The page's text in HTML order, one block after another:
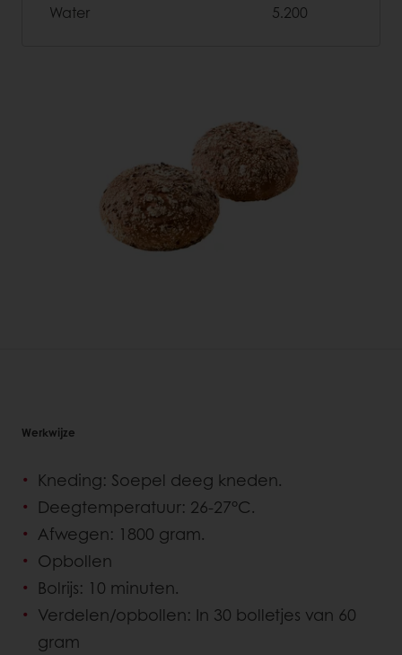
Water
5.200
Werkwijze
Kneding: Soepel deeg kneden.
Deegtemperatuur: 26-27°C.
Afwegen: 1800 gram.
Opbollen
Bolrijs: 10 minuten.
Verdelen/opbollen: In 30 bolletjes van 60
gram